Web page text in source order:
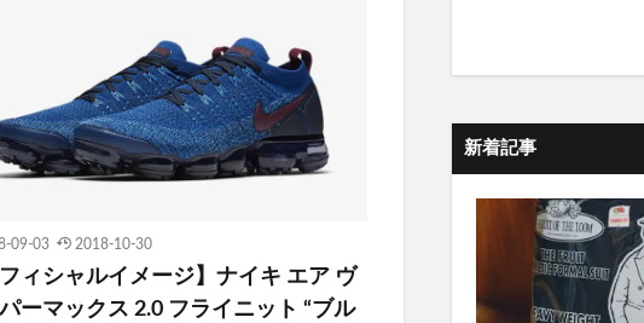
09-03 2018-10-30
フィシャルイメージ】ナイキ エア ヴ
ーマックス 2.0 フライニット “ブル
新着記事